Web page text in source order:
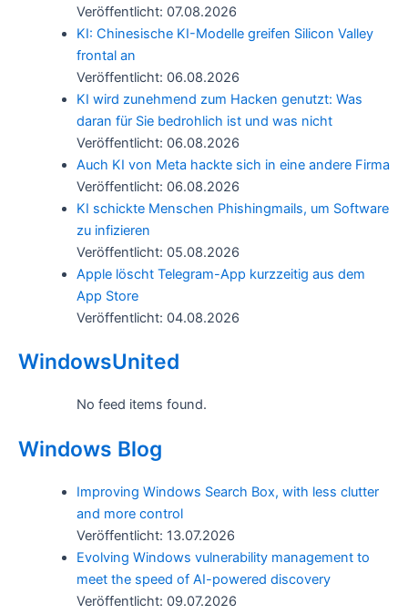
Veröffentlicht: 07.08.2026
KI: Chinesische KI-Modelle greifen Silicon Valley
frontal an
Veröffentlicht: 06.08.2026
KI wird zunehmend zum Hacken genutzt: Was
daran für Sie bedrohlich ist und was nicht
Veröffentlicht: 06.08.2026
Auch KI von Meta hackte sich in eine andere Firma
Veröffentlicht: 06.08.2026
KI schickte Menschen Phishingmails, um Software
zu infizieren
Veröffentlicht: 05.08.2026
Apple löscht Telegram-App kurzzeitig aus dem
App Store
Veröffentlicht: 04.08.2026
WindowsUnited
No feed items found.
Windows Blog
Improving Windows Search Box, with less clutter
and more control
Veröffentlicht: 13.07.2026
Evolving Windows vulnerability management to
meet the speed of AI-powered discovery
Veröffentlicht: 09.07.2026